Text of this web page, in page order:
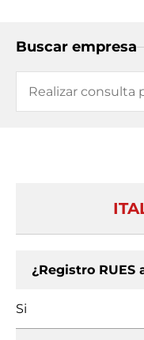
Buscar empresa
¿Registro RUES
Si